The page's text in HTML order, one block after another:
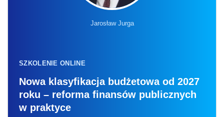
Jarosław Jurga
SZKOLENIE ONLINE
Nowa klasyfikacja budżetowa od 2027
roku – reforma finansów publicznych
w praktyce